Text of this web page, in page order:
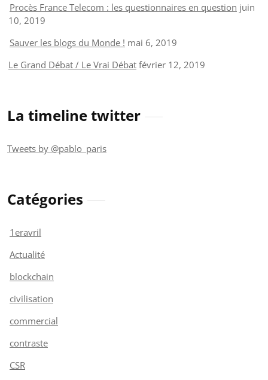
Procès France Telecom : les questionnaires en question juin
10, 2019
Sauver les blogs du Monde ! mai 6, 2019
Le Grand Débat / Le Vrai Débat février 12, 2019
La timeline twitter
Tweets by @pablo_paris
Catégories
1eravril
Actualité
blockchain
civilisation
commercial
contraste
CSR